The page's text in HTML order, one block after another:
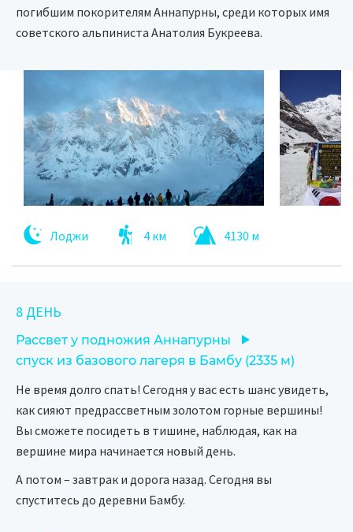
погибшим покорителям Аннапурны, среди которых имя
советского альпиниста Анатолия Букреева.
Лоджи 4 км 4130 м
8 ДЕНЬ
Рассвет у подножия Аннапурны
спуск из базового лагеря в Бамбу (2335 м)
Не время долго спать! Сегодня у вас есть шанс увидеть,
как сияют предрассветным золотом горные вершины!
Вы сможете посидеть в тишине, наблюдая, как на
вершине мира начинается новый день.
А потом – завтрак и дорога назад. Сегодня вы
спуститесь до деревни Бамбу.